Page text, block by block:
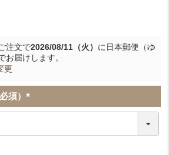
注文で2026/08/11（火） に 日本郵便（ゆ
お届けします。
更
須）
(